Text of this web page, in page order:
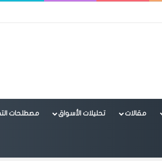
مقالات تحليلات الأسواق مصطلحات